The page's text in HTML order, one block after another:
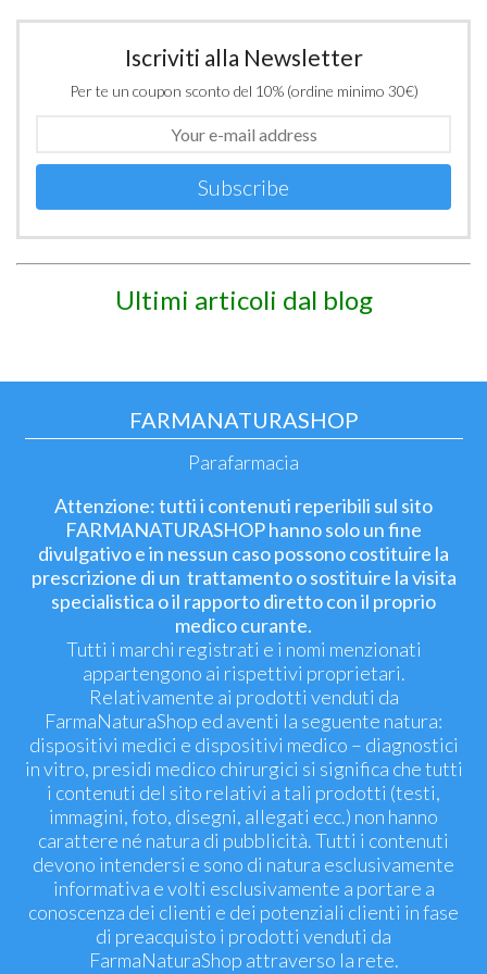
Iscriviti alla Newsletter
Per te un coupon sconto del 10% (ordine minimo 30€)
Subscribe
Ultimi articoli dal blog
FARMANATURASHOP
Parafarmacia
Attenzione: tutti i contenuti reperibili sul sito
FARMANATURASHOP hanno solo un fine
divulgativo e in nessun caso possono costituire la
prescrizione di un trattamento o sostituire la visita
specialistica o il rapporto diretto con il proprio
medico curante.
Tutti i marchi registrati e i nomi menzionati
appartengono ai rispettivi proprietari.
Relativamente ai prodotti venduti da
FarmaNaturaShop ed aventi la seguente natura:
dispositivi medici e dispositivi medico – diagnostici
in vitro, presidi medico chirurgici si significa che tutti
i contenuti del sito relativi a tali prodotti (testi,
immagini, foto, disegni, allegati ecc.) non hanno
carattere né natura di pubblicità. Tutti i contenuti
devono intendersi e sono di natura esclusivamente
informativa e volti esclusivamente a portare a
conoscenza dei clienti e dei potenziali clienti in fase
di preacquisto i prodotti venduti da
FarmaNaturaShop attraverso la rete.